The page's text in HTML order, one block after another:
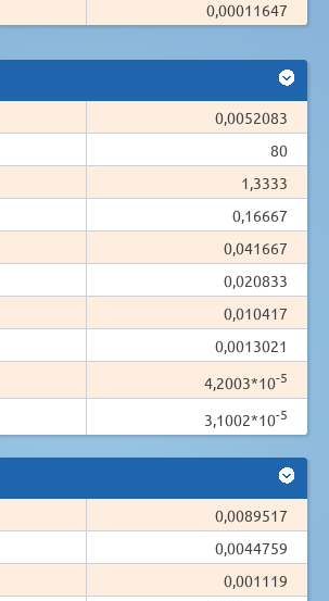
0,00011647
0,0052083
80
1,3333
0,16667
0,041667
0,020833
0,010417
0,0013021
4,2003*10-5
3,1002*10-5
0,0089517
0,0044759
0,001119